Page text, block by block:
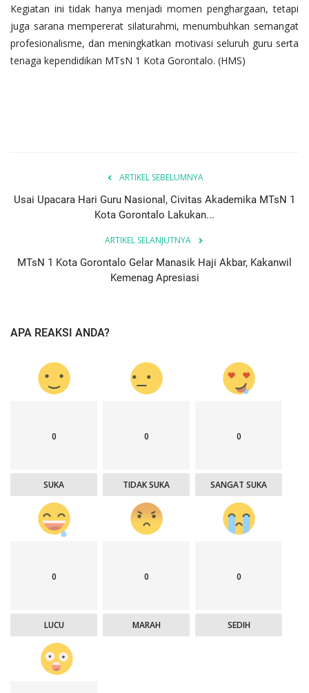
Kegiatan ini tidak hanya menjadi momen penghargaan, tetapi
juga sarana mempererat silaturahmi, menumbuhkan semangat
profesionalisme, dan meningkatkan motivasi seluruh guru serta
tenaga kependidikan MTsN 1 Kota Gorontalo. (HMS)
ARTIKEL SEBELUMNYA
Usai Upacara Hari Guru Nasional, Civitas Akademika MTsN 1
Kota Gorontalo Lakukan...
ARTIKEL SELANJUTNYA
MTsN 1 Kota Gorontalo Gelar Manasik Haji Akbar, Kakanwil
Kemenag Apresiasi
APA REAKSI ANDA?
0
SUKA
0
TIDAK SUKA
0
SANGAT SUKA
0
LUCU
0
MARAH
0
SEDIH